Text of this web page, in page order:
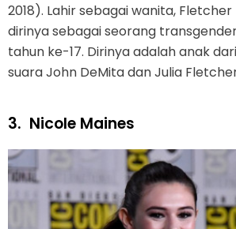
2018). Lahir sebagai wanita,
dirinya sebagai seorang
tahun ke-17. Dirinya adalah anak
suara John DeMita dan Julia
3. Nicole Maines